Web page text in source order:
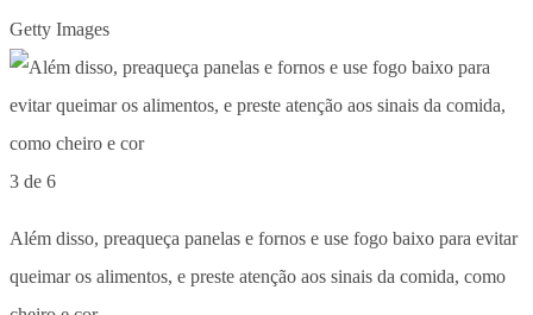
Getty Images
3 de 6
Além disso, preaqueça panelas e fornos e use fogo baixo para evitar
queimar os alimentos, e preste atenção aos sinais da comida, como